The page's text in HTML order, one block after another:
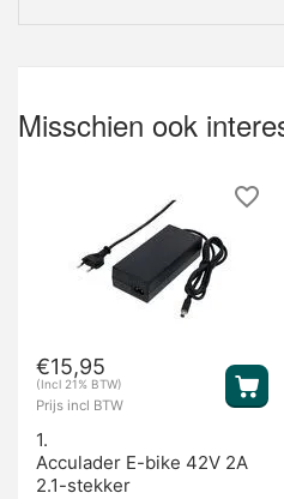
Misschien ook
€15,95
(Incl 21% BTW)
Prijs incl BTW
1.
Acculader E-bike 42V 2A
2.1-stekker